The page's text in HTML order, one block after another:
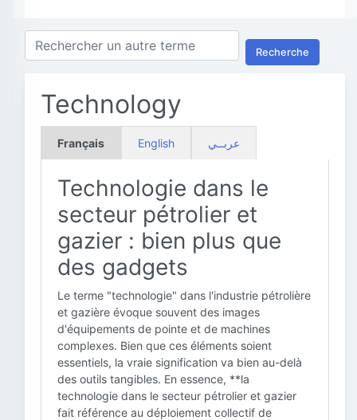
Recherche
Technology
Français English عربــي
Technologie dans le
secteur pétrolier et
gazier : bien plus que
des gadgets
Le terme "technologie" dans l'industrie pétrolière
et gazière évoque souvent des images
d'équipements de pointe et de machines
complexes. Bien que ces éléments soient
essentiels, la vraie signification va bien au-delà
des outils tangibles. En essence, **la
technologie dans le secteur pétrolier et gazier
fait référence au déploiement collectif de